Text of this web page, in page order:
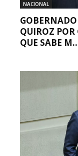
NACIONAL
QUIROZ POR
QUE SABE